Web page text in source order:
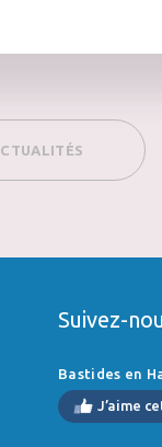
Suivez-
Bastides en
J’aime